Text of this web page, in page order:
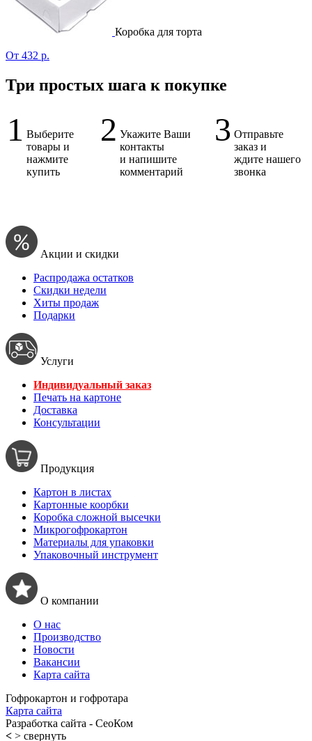
Коробка для торта
От 432 р.
Три простых шага к покупке
1
Выберите
товары и
нажмите
купить
2 Укажите Ваши
контакты
и напишите
комментарий
3 Отправьте
заказ и
ждите нашего
звонка
Акции и скидки
Распродажа остатков
Скидки недели
Хиты продаж
Подарки
Услуги
Индивидуальный заказ
Печать на картоне
Доставка
Консультации
Продукция
Картон в листах
Картонные коорбки
Коробка сложной высечки
Микрогофрокартон
Материалы для упаковки
Упаковочный инструмент
О компании
О нас
Производство
Новости
Вакансии
Карта сайта
Гофрокартон и гофротара
Карта сайта
Разработка сайта - СеоКом
< > свернуть